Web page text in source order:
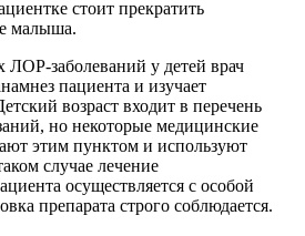
стоит прекратить
малыша.
ЛОР-заболеваний у детей врач
пациента и изучает
возраст входит в перечень
но некоторые медицинские
этим пунктом и используют
случае лечение
осуществляется с особой
препарата строго соблюдается.